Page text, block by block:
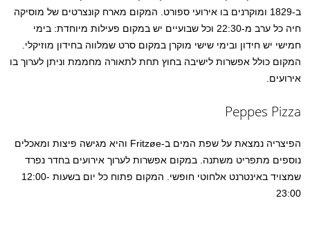
ב-1829 ומוקרנים בו אירועי ספורט. המקום מארח קונצרטים של מוסיקה
חיה כל ערב מ-22:30 וכל שבועיים יש במקום פעילות מיוחדת: בימי
חמישי יש חידון ובימי שישי מוקרן במקום סרט שמלווה בחידון מוזיקלי.
המקום כולל אפשרות לישיבה בחוץ תחת לתאורה מחממת וניתן לערוך בו
אירועים.
Peppes Pizza
הפיצריה נמצאת על שפת המים ב-Fritzøe והיא מגישה פיצות ומאכלים
נוספים מתפריט משתנה. במקום אפשרות לערוך אירועים בחדר נפרד
שמצויד באינטרנט אלחוטי חופשי. המקום פתוח כל יום בשעות 12:00-
23:00